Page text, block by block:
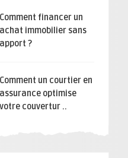
Comment financer un
achat immobilier sans
apport ?
Comment un courtier en
assurance optimise
votre couvertur ..